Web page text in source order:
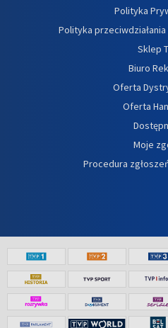
Polityka
Polityka
Sklep
Biuro
Oferta
Oferta
Moje
Procedura